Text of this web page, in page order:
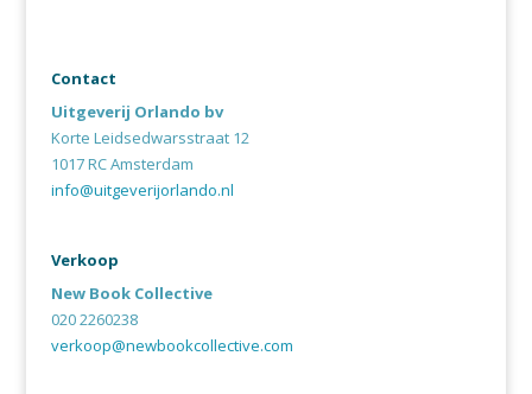
Contact
Uitgeverij Orlando bv
Korte Leidsedwarsstraat 12
1017 RC Amsterdam
info@uitgeverijorlando.nl
Verkoop
New Book Collective
020 2260238
verkoop@newbookcollective.com